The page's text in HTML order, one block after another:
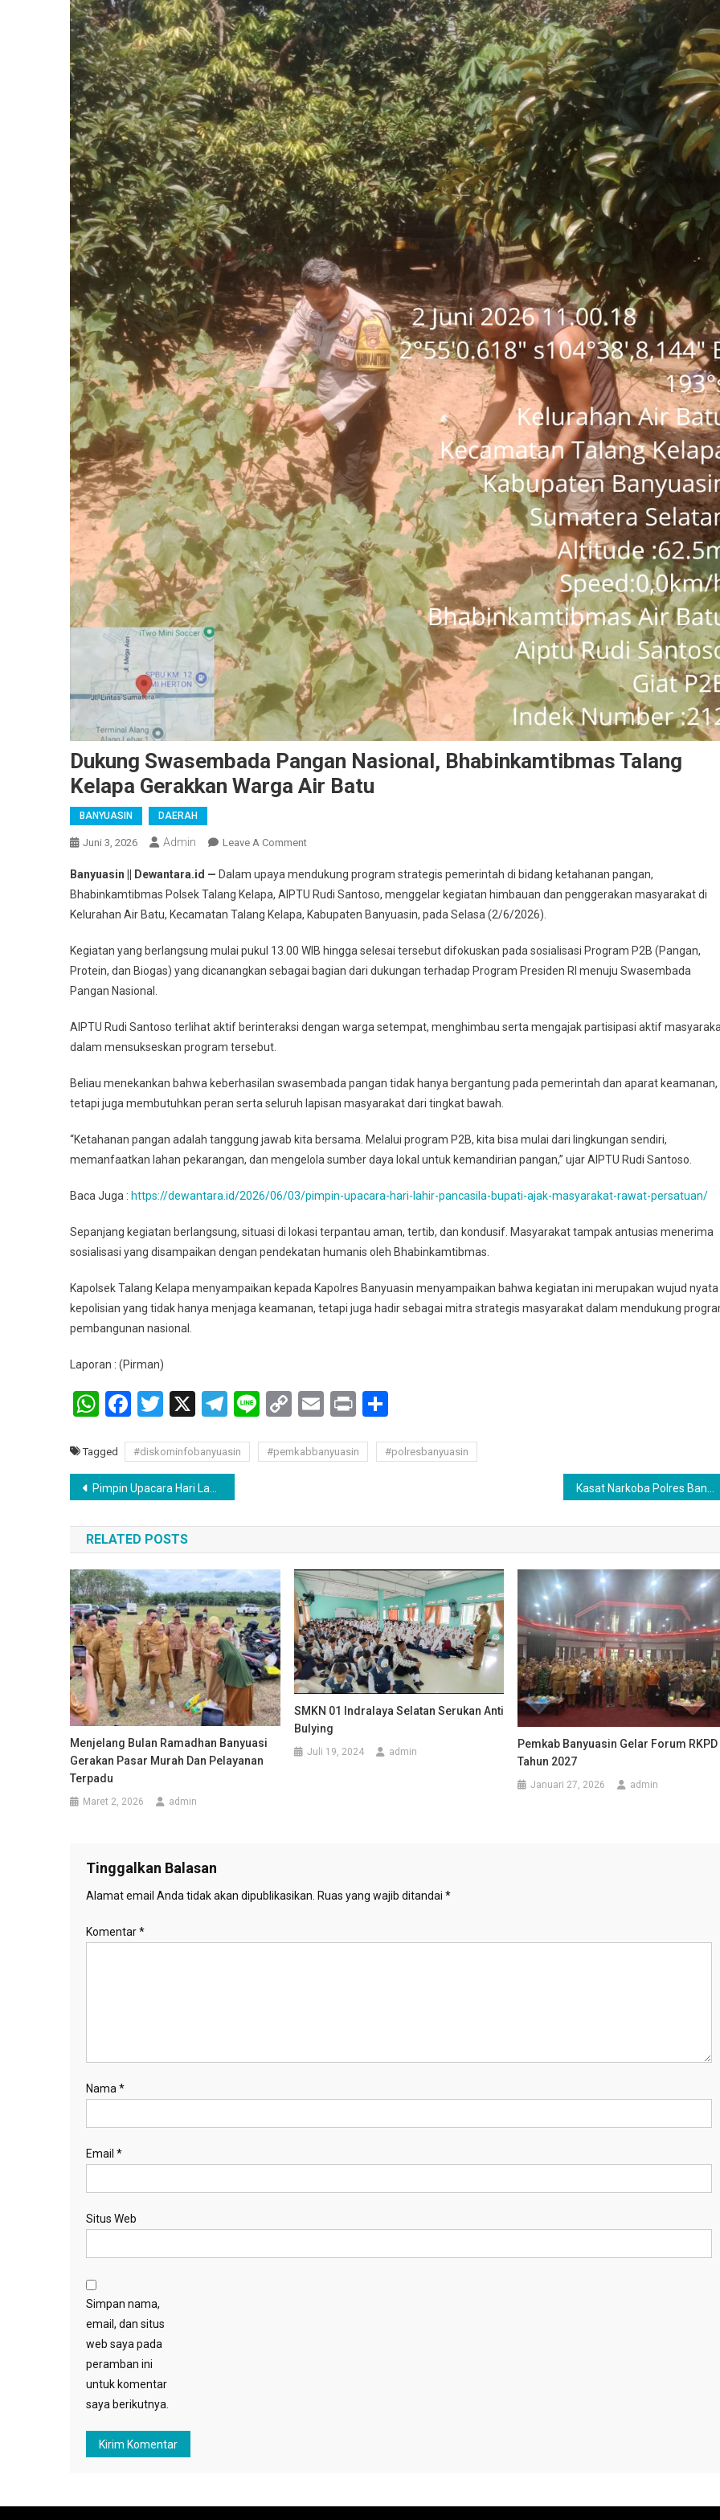
Dukung Swasembada Pangan Nasional, Bhabinkamtibmas Talang
Kelapa Gerakkan Warga Air Batu
BANYUASIN DAERAH
Juni 3, 2026 Admin Leave A CommentOn
Swasembada
Pangan
Nasional,
Talang
Kelapa
Air
Banyuasin || Dewantara.id — Dalam upaya mendukung program strategis pemerintah di bidang ketahanan pangan,
Bhabinkamtibmas Polsek Talang Kelapa, AIPTU Rudi Santoso, menggelar kegiatan himbauan dan penggerakan masyarakat di
Kelurahan Air Batu, Kecamatan Talang Kelapa, Kabupaten Banyuasin, pada Selasa (2/6/2026).
Kegiatan yang berlangsung mulai pukul 13.00 WIB hingga selesai tersebut difokuskan pada sosialisasi Program P2B (Pangan,
Protein, dan Biogas) yang dicanangkan sebagai bagian dari dukungan terhadap Program Presiden RI menuju Swasembada
Pangan Nasional.
AIPTU Rudi Santoso terlihat aktif berinteraksi dengan warga setempat, menghimbau serta mengajak partisipasi aktif
dalam mensukseskan program tersebut.
Beliau menekankan bahwa keberhasilan swasembada pangan tidak hanya bergantung pada pemerintah dan aparat keamanan,
tetapi juga membutuhkan peran serta seluruh lapisan masyarakat dari tingkat bawah.
“Ketahanan pangan adalah tanggung jawab kita bersama. Melalui program P2B, kita bisa mulai dari lingkungan sendiri,
memanfaatkan lahan pekarangan, dan mengelola sumber daya lokal untuk kemandirian pangan,” ujar AIPTU Rudi Santoso.
Baca Juga : https://dewantara.id/2026/06/03/pimpin-upacara-hari-lahir-pancasila-bupati-ajak-masyarakat-rawat-persatuan/
Sepanjang kegiatan berlangsung, situasi di lokasi terpantau aman, tertib, dan kondusif. Masyarakat tampak antusias menerima
sosialisasi yang disampaikan dengan pendekatan humanis oleh Bhabinkamtibmas.
Kapolsek Talang Kelapa menyampaikan kepada Kapolres Banyuasin menyampaikan bahwa kegiatan ini merupakan wujud nyata
kepolisian yang tidak hanya menjaga keamanan, tetapi juga hadir sebagai mitra strategis masyarakat dalam mendukung
pembangunan nasional.
Laporan : (Pirman)
WhatsApp
Facebook
Twitter
X Telegram
LineCopyEmail
Print
Tagged #diskominfobanyuasin #pemkabbanyuasin #polresbanyuasin
Navigasi
pos
Pimpin Upacara Hari Lahir Pancasila, Bupati Ajak Masyarakat Rawat Persatuan
RELATED POSTS
Menjelang Bulan Ramadhan Banyuasi
Gerakan Pasar Murah Dan Pelayanan
Terpadu
Maret 2, 2026 admin
SMKN 01 Indralaya Selatan Serukan Anti
Bulying
Juli 19, 2024 admin
Pemkab Banyuasin Gelar Forum RKPD
Tahun 2027‎‎
Januari 27, 2026 admin
Tinggalkan Balasan
Alamat email Anda tidak akan dipublikasikan. Ruas yang wajib ditandai *
Komentar*
Nama*
Email *
Situs Web
Simpan nama,
email, dan situs
web saya pada
peramban ini
untuk komentar
saya berikutnya.